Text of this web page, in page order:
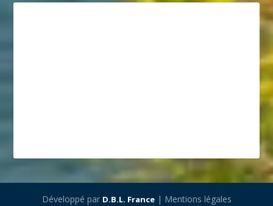
Développé par D.B.L. France| Mentions légales